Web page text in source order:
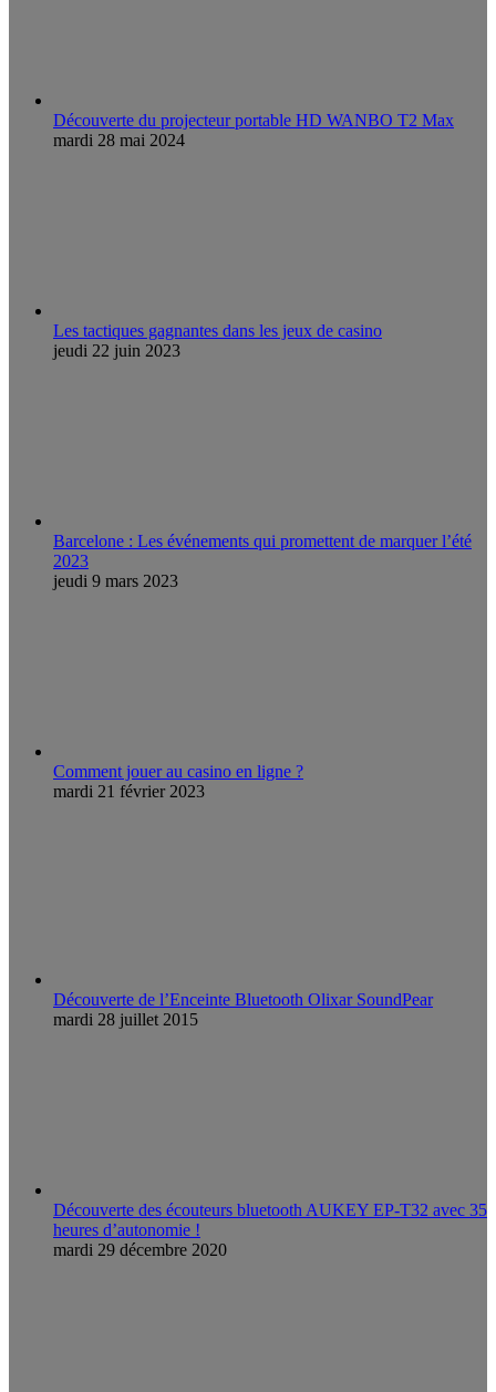
Découverte du projecteur portable HD WANBO T2 Max
mardi 28 mai 2024
Les tactiques gagnantes dans les jeux de casino
jeudi 22 juin 2023
Barcelone : Les événements qui promettent de marquer l’été
2023
jeudi 9 mars 2023
Comment jouer au casino en ligne ?
mardi 21 février 2023
Découverte de l’Enceinte Bluetooth Olixar SoundPear
mardi 28 juillet 2015
Découverte des écouteurs bluetooth AUKEY EP-T32 avec 35
heures d’autonomie !
mardi 29 décembre 2020